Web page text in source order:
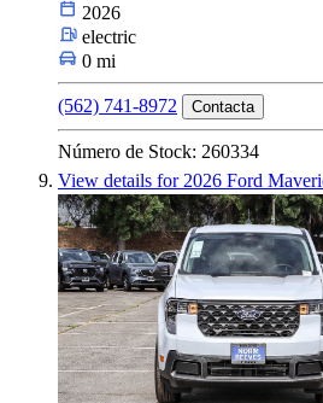
2026
electric
0 mi
(562) 741-8972 Contacta
Número de Stock: 260334
View details for 2026 Ford